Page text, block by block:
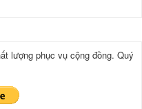
lượng phục vụ cộng đồng. Quý